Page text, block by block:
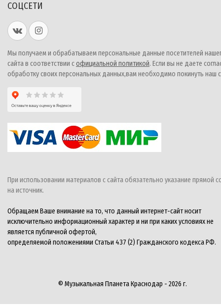
СОЦСЕТИ
Мы получаем и обрабатываем персональные данные посетителей
сайта в соответствии софициальной политикой. Если вы не даете
обработку своих персональных данных,вам необходимо покинуть наш
При использовании материалов с сайта обязательно указание прямой
на источник.
Обращаем Ваше внимание на то, что данный интернет-сайт носит
исключительно информационный характер и ни при каких условиях не
является публичной офертой,
определяемой положениями Статьи 437 (2) Гражданского кодекса РФ.
© Музыкальная Планета Краснодар - 2026 г.